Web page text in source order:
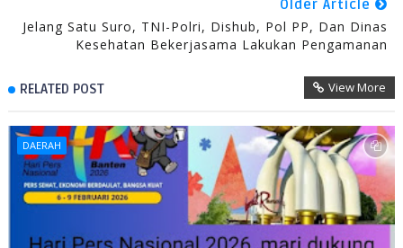
Older Article
Jelang Satu Suro, TNI-Polri, Dishub, Pol PP, Dan Dinas
Kesehatan Bekerjasama Lakukan Pengamanan
RELATED POST View More
DAERAH